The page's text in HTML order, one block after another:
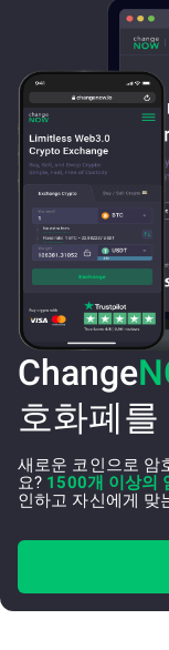
Change
호화폐
새로운 코인으로 암
요? 1500개 이상의
인하고 자신에게 맞